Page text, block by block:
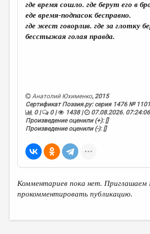
где время сошло. где берут его в
еде время-подпасок бесправно.
где жест говорлив. где за глотку
бесстыжая голая правда.
Анатолий Юхименко, 2015
Сертификат Поэзия.ру: серия 1476 №
0 |
0 | 1438 |
07.08.2026. 07:24:06
Произведение оценили (+): []
Произведение оценили (-): []
Комментариев пока нет. Приглашаем
прокомментировать публикацию.